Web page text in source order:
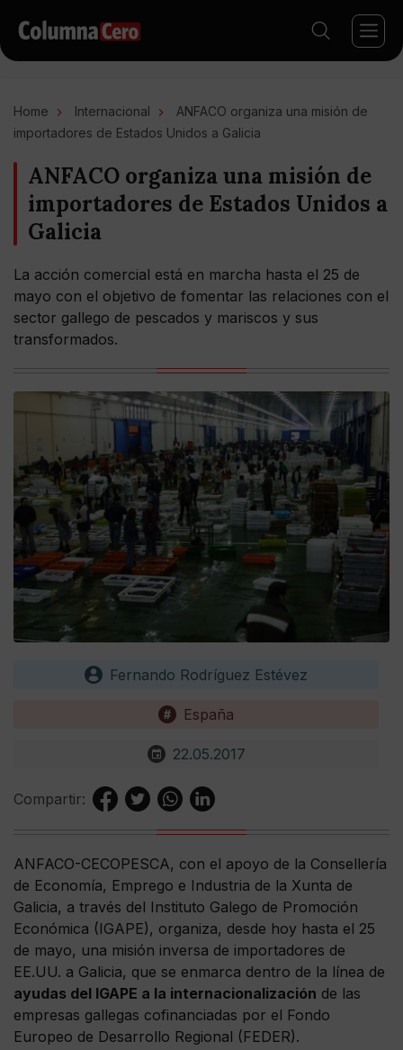
Home Internacional
ANFACO organiza una misión de
importadores de Estados Unidos a Galicia
ANFACO organiza una misión de
importadores de Estados Unidos a
Galicia
La acción comercial está en marcha hasta el 25 de
mayo con el objetivo de fomentar las relaciones con el
sector gallego de pescados y mariscos y sus
transformados.
Fernando Rodríguez Estévez
España
22.05.2017
Compartir:
ANFACO-CECOPESCA, con el apoyo de la Consellería
de Economía, Emprego e Industria de la Xunta de
Galicia, a través del Instituto Galego de Promoción
Económica (IGAPE), organiza, desde hoy hasta el 25
de mayo, una misión inversa de importadores de
EE.UU. a Galicia, que se enmarca dentro de la línea de
ayudas del IGAPE a la internacionalización de las
empresas gallegas cofinanciadas por el Fondo
Europeo de Desarrollo Regional (FEDER).